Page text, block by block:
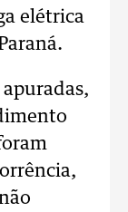
elétrica